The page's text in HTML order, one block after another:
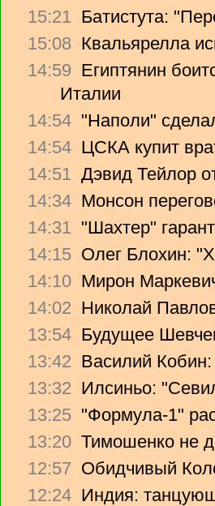
15:21 Батистута:
15:08 Квальярелла
14:59 Египтянин
Италии
14:54 "Наполи"
14:54 ЦСКА купит
14:51 Дэвид Тейлор
14:34 Монсон
14:31 "Шахтер"
14:15 Олег Блохин:
14:10 Мирон
14:02 Николай
13:54 Будущее
13:42 Василий
13:32 Илсиньо:
13:25 "Формула-1"
13:20 Тимошенко не
12:57 Обидчивый
12:24 Индия: